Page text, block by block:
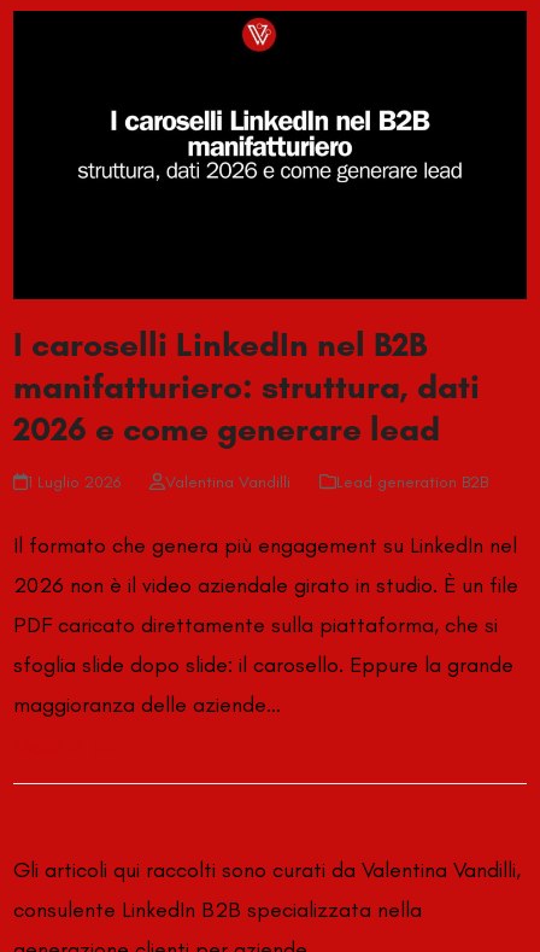
I caroselli LinkedIn nel B2B
manifatturiero: struttura, dati
2026 e come generare lead
1 Luglio 2026 Valentina Vandilli Lead generation B2B
Il formato che genera più engagement su LinkedIn nel
2026 non è il video aziendale girato in studio. È un file
PDF caricato direttamente sulla piattaforma, che si
sfoglia slide dopo slide: il carosello. Eppure la grande
maggioranza delle aziende…
Gli articoli qui raccolti sono curati da Valentina Vandilli,
consulente LinkedIn B2B specializzata nella